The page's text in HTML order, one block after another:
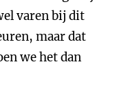
varen bij dit
maar dat
we het dan